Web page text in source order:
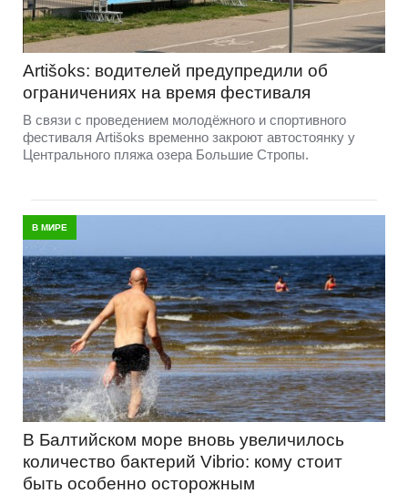
Artišoks: водителей предупредили об
ограничениях на время фестиваля
В связи с проведением молодёжного и спортивного
фестиваля Artišoks временно закроют автостоянку у
Центрального пляжа озера Большие Стропы.
В МИРЕ
В Балтийском море вновь увеличилось
количество бактерий Vibrio: кому стоит
быть особенно осторожным